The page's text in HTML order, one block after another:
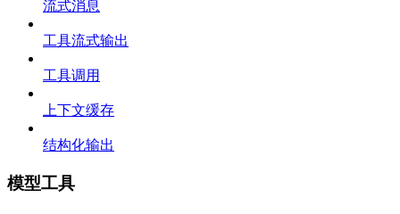
流式消息
工具流式输出
工具调用
上下文缓存
结构化输出
模型工具